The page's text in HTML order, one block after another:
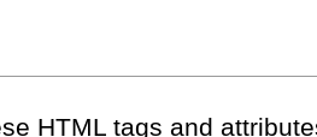
HTML tags and